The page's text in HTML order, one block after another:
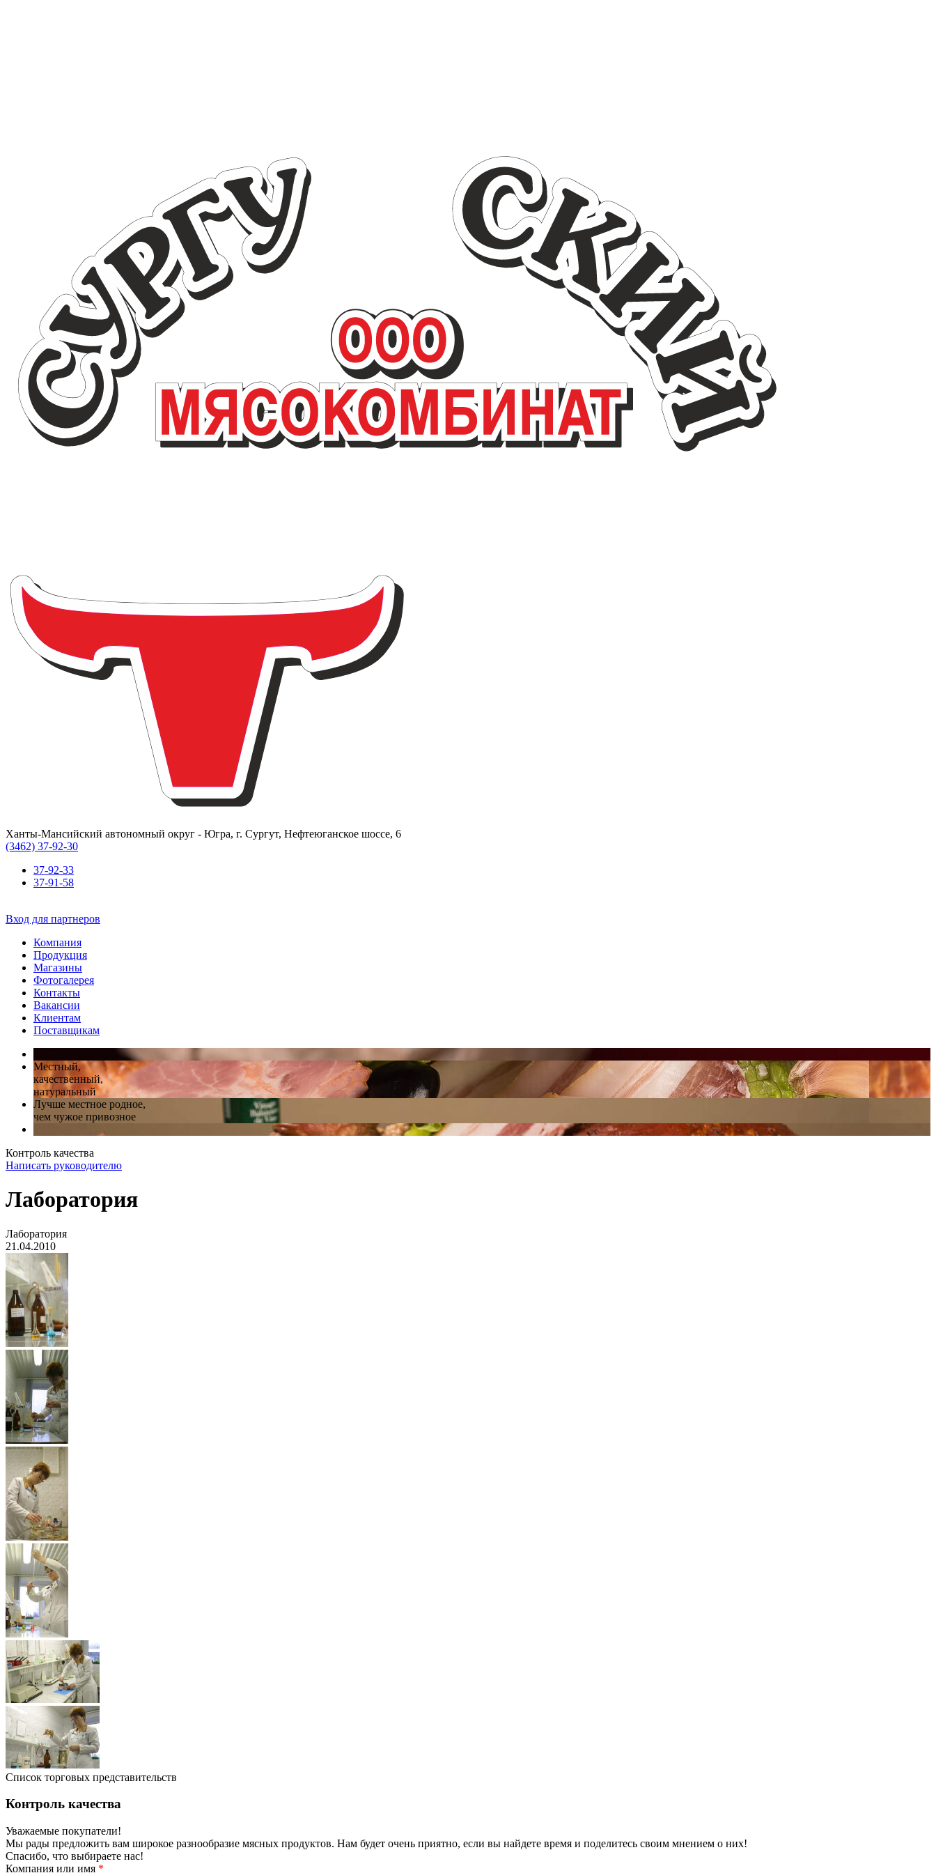
Ханты-Мансийский автономный округ - Югра, г. Сургут, Нефтеюганское шоссе, 6
(3462) 37-92-30
37-92-33
37-91-58
Вход для партнеров
Компания
Продукция
Магазины
Фотогалерея
Контакты
Вакансии
Клиентам
Поставщикам
Местный,
качественный,
натуральный
Лучше местное родное,
чем чужое привозное
Контроль качества
Написать руководителю
Лаборатория
Лаборатория
21.04.2010
Список торговых представительств
Контроль качества
Уважаемые покупатели!
Мы рады предложить вам широкое разнообразие мясных продуктов. Нам будет очень приятно, если вы найдете время и поделитесь своим мнением о них!
Спасибо, что выбираете нас!
Компания или имя *